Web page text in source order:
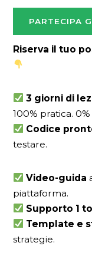
PARTECIPA
Riserva il tuo
3 giorni di
100% pratica.
Codice
testare.
Video-guida
piattaforma.
Supporto 1 to
Template e
strategie.